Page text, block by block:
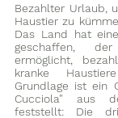
Bezahlter Urlaub,
Haustier zu
Das Land hat
geschaffen,
ermöglicht,
kranke
Grundlage ist ein
Cucciola" aus
feststellt: Die